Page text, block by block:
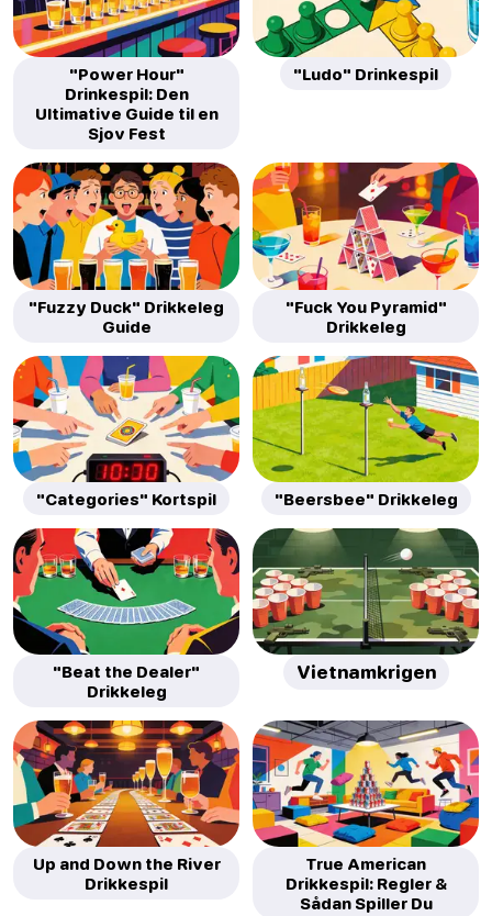
"Power Hour"
Drinkespil: Den
Ultimative Guide til en
Sjov Fest
"Ludo" Drinkespil
"Fuzzy Duck" Drikkeleg
Guide
"Fuck You Pyramid"
Drikkeleg
"Categories" Kortspil "Beersbee" Drikkeleg
"Beat the Dealer"
Drikkeleg
Vietnamkrigen
Up and Down the River
Drikkespil
True American
Drikkespil: Regler &
Sådan Spiller Du